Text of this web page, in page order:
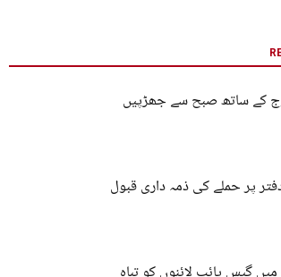
کے ساتھ صبح سے جھڑپیں
پر حملے کی ذمہ داری قبول